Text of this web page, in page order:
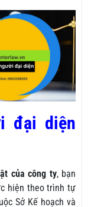
đại diện
của công ty, bạn
hiện theo trình tự
Sở Kế hoạch và